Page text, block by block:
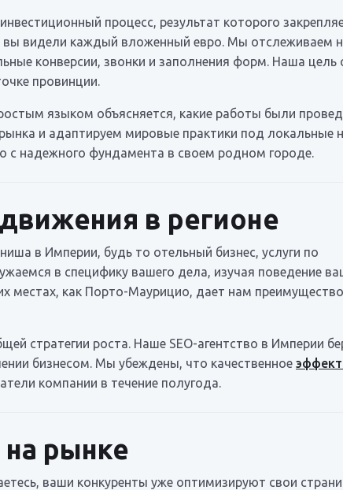
процесс, результат которого
вы видели каждый вложенный евро. Мы отслеживаем
конверсии, звонки и заполнения форм. Наша цель
провинции.
языком объясняется, какие работы были
и адаптируем мировые практики под локальные
с надежного фундамента в своем родном городе.
в регионе
в Империи, будь то отельный бизнес, услуги по
в специфику вашего дела, изучая поведение
местах, как Порто-Маурицио, дает нам
стратегии роста. Наше SEO-агентство в Империи
бизнесом. Мы убеждены, что качественное
компании в течение полугода.
рынке
ваши конкуренты уже оптимизируют свои